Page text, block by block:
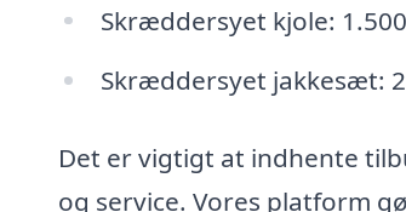
Skræddersyet kjole:
Skræddersyet jakkesæt:
Det er vigtigt at indhente
og service. Vores platform